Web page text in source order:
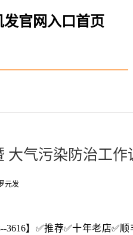
官网入口首页
大气污染防治工作
元发
3616】✅推荐✅十年老店✅